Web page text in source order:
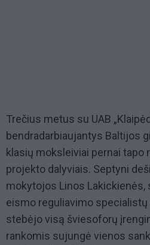
Trečius metus su UAB
bendradarbiaujantys Baltijos
klasių moksleiviai pernai tapo
projekto dalyviais. Septyni
mokytojos Linos Lakickienės,
eismo reguliavimo
stebėjo visą šviesoforų
rankomis sujungė vienos